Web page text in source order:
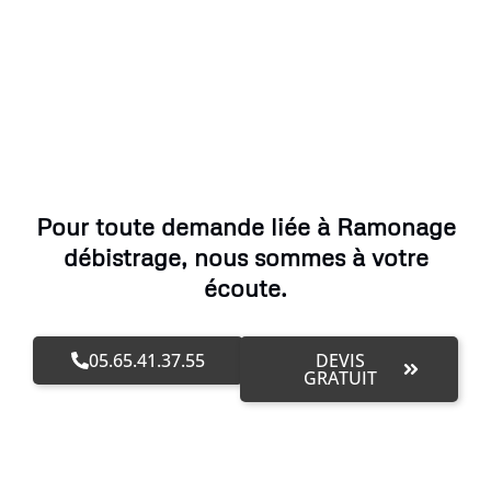
Pour toute demande liée à Ramonage
débistrage, nous sommes à votre
écoute.
05.65.41.37.55 DEVIS
GRATUIT